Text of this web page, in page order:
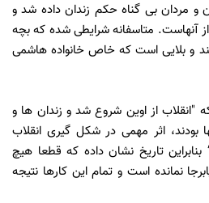
و مردان بی گناه حکم زندان داده شد و
آنهاست. متاسفانه شرایطی شده که بچه
و بلایی است که خاص خانواده هاشمی
"انقلاب از اوین شروع شد و زندان ها و
بودند، اثر مهمی در شکل گیری انقلاب
تاریخ نشان داده که قطعا هیچ
نمانده است و تمام این کارها نتیجه